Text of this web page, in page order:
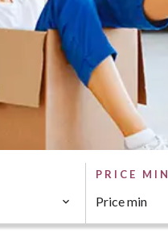
PRICE MIN